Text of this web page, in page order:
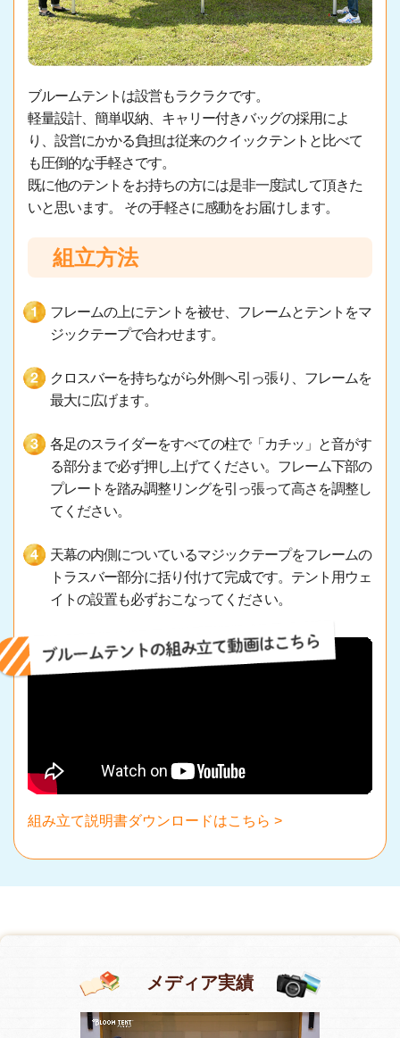
ブルームテントは設営もラクラクです。
軽量設計、簡単収納、キャリー付きバッグの採用によ
り、設営にかかる負担は従来のクイックテントと比べて
も圧倒的な手軽さです。
既に他のテントをお持ちの方には是非一度試して頂きた
いと思います。 その手軽さに感動をお届けします。
組立方法
フレームの上にテントを被せ、フレームとテントをマ
ジックテープで合わせます。
クロスバーを持ちながら外側へ引っ張り、フレームを
最大に広げます。
各足のスライダーをすべての柱で「カチッ」と音がす
る部分まで必ず押し上げてください。フレーム下部の
プレートを踏み調整リングを引っ張って高さを調整し
てください。
天幕の内側についているマジックテープをフレームの
トラスバー部分に括り付けて完成です。テント用ウェ
イトの設置も必ずおこなってください。
組み立て説明書ダウンロードはこちら >
メディア実績